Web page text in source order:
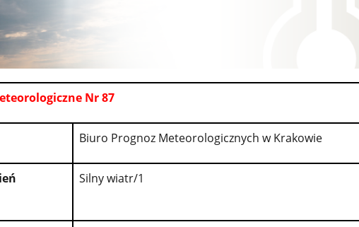
Nr 87
Biuro Prognoz Meteorologicznych w Krakowie
Silny wiatr/1